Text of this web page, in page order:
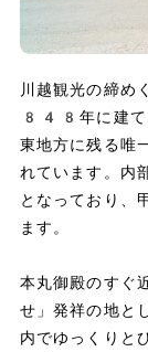
川越観光の締め
848年に建て
東地方に残る唯
れています。内
となっており、
ます。
本丸御殿のすぐ
せ」発祥の地と
内でゆっくりと